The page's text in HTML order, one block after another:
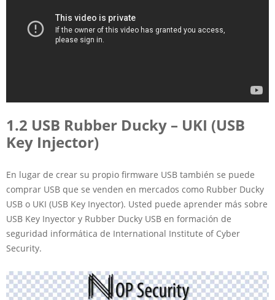
1.2 USB Rubber Ducky – UKI (USB
Key Injector)
En lugar de crear su propio firmware USB también se puede
comprar USB que se venden en mercados como Rubber Ducky
USB o UKI (USB Key Inyector). Usted puede aprender más sobre
USB Key Inyector y Rubber Ducky USB en formación de
seguridad informática de International Institute of Cyber
Security.